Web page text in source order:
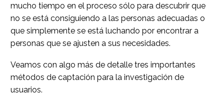
mucho tiempo en el proceso sólo para descubrir que
no se está consiguiendo a las personas adecuadas o
que simplemente se está luchando por encontrar a
personas que se ajusten a sus necesidades.
Veamos con algo más de detalle tres importantes
métodos de captación para la investigación de
usuarios.